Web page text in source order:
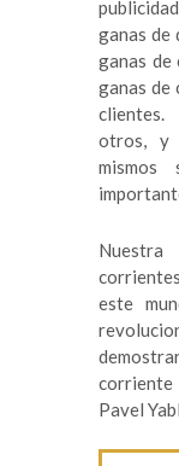
ganas de
ganas de
ganas de
clientes.
otros, y
mismos
este
corriente
Pavel